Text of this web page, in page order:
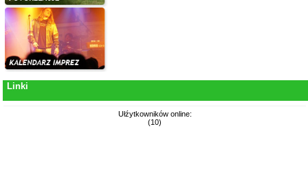
Linki
Ułźytkowników online:
(10)